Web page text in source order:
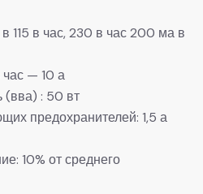
115 в час, 230 в час 200 ма в
час — 10 а
: 50 вт
предохранителей: 1,5 а
10% от среднего